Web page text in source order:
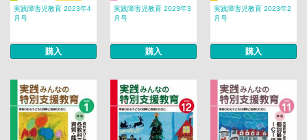
実践障害児教育 2023年4
月号
購入
実践障害児教育 2023年3
月号
購入
実践障害児教育 2023年2
月号
購入